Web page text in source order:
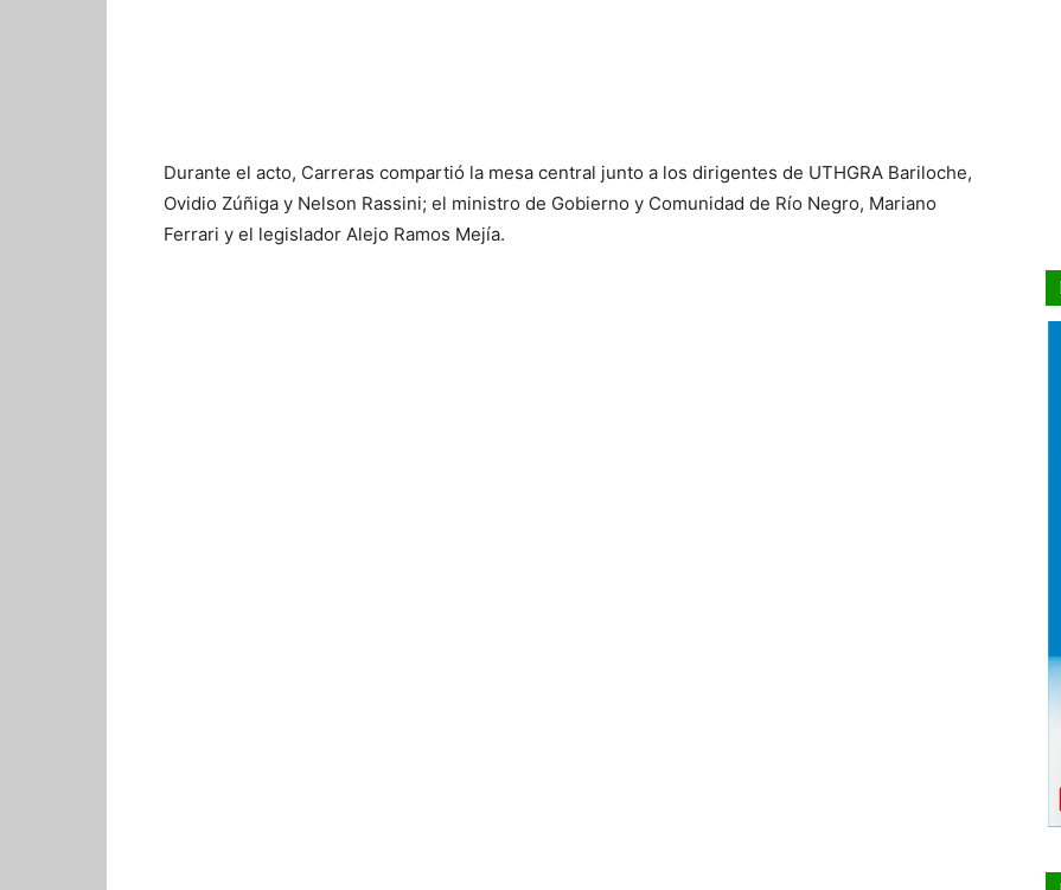
Durante el acto, Carreras compartió la mesa central junto a los dirigentes de UTHGRA Bariloche,
Ovidio Zúñiga y Nelson Rassini; el ministro de Gobierno y Comunidad de Río Negro, Mariano
Ferrari y el legislador Alejo Ramos Mejía.